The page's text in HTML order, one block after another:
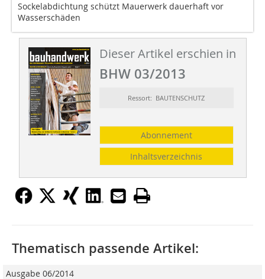
Sockelabdichtung schützt Mauerwerk dauerhaft vor
Wasserschäden
Dieser Artikel erschien in
BHW 03/2013
Ressort: BAUTENSCHUTZ
Abonnement
Inhaltsverzeichnis
Thematisch passende Artikel:
Ausgabe 06/2014